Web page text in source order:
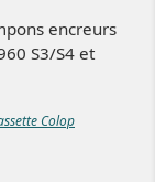
encreurs
S3/S4 et
Colop